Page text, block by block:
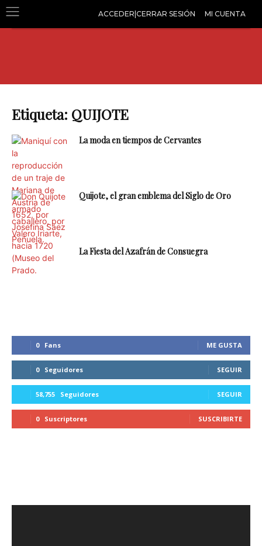
ACCEDER|CERRAR SESIÓN MI CUENTA
Etiqueta: QUIJOTE
La moda en tiempos de Cervantes
Quijote, el gran emblema del Siglo de Oro
La Fiesta del Azafrán de Consuegra
0 Fans ME GUSTA
0 Seguidores SEGUIR
58,755 Seguidores SEGUIR
0 Suscriptores SUSCRIBIRTE